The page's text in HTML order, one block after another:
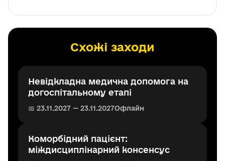
Схожі заходи
Невідкладна медична допомога на
догоспітальному етапі
📅 23.11.2027 — 23.11.2027Офлайн
Коморбідний пацієнт:
міждисциплінарний консенсус